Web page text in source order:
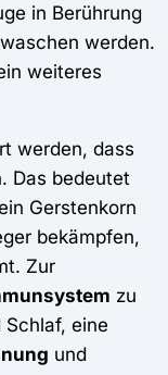
in Berührung
werden.
weiteres
werden, dass
Das bedeutet
Gerstenkorn
bekämpfen,
Zur
zu
eine
und